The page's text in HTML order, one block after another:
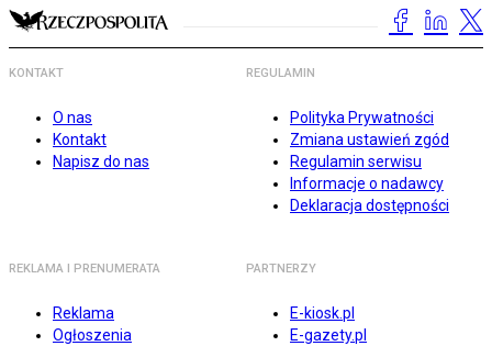
KONTAKT
O nas
Kontakt
Napisz do nas
REGULAMIN
Polityka Prywatności
Zmiana ustawień zgód
Regulamin serwisu
Informacje o nadawcy
Deklaracja dostępności
REKLAMA I PRENUMERATA
Reklama
Ogłoszenia
PARTNERZY
E-kiosk.pl
E-gazety.pl